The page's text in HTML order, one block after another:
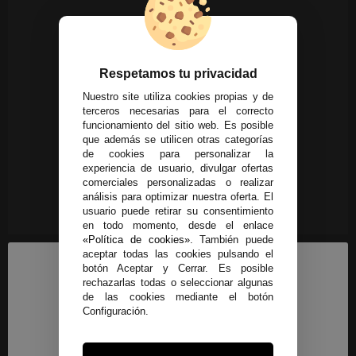
Respetamos tu privacidad
Nuestro site utiliza cookies propias y de
terceros necesarias para el correcto
funcionamiento del sitio web. Es posible
que además se utilicen otras categorías
de cookies para personalizar la
experiencia de usuario, divulgar ofertas
comerciales personalizadas o realizar
análisis para optimizar nuestra oferta. El
usuario puede retirar su consentimiento
en todo momento, desde el enlace
«Política de cookies». También puede
aceptar todas las cookies pulsando el
botón Aceptar y Cerrar. Es posible
rechazarlas todas o seleccionar algunas
de las cookies mediante el botón
Configuración.